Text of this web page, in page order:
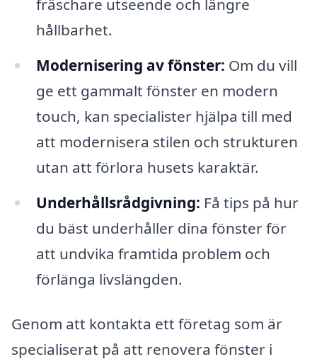
fräschare utseende och längre
hållbarhet.
Modernisering av fönster: Om du vill
ge ett gammalt fönster en modern
touch, kan specialister hjälpa till med
att modernisera stilen och strukturen
utan att förlora husets karaktär.
Underhållsrådgivning: Få tips på hur
du bäst underhåller dina fönster för
att undvika framtida problem och
förlänga livslängden.
Genom att kontakta ett företag som är
specialiserat på att renovera fönster i